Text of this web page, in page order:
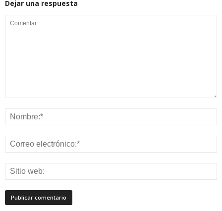
Dejar una respuesta